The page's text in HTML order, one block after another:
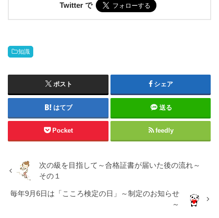
Twitter で
知識
ポスト シェア
はてブ 送る
Pocket feedly
次の級を目指して～合格証書が届いた後の流れ～
その１
毎年9月6日は「こころ検定の日」～制定のお知らせ
～